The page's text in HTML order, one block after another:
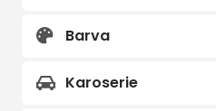
Barva
Karoserie